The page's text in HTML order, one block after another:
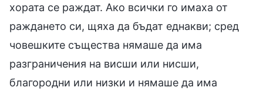
хората се раждат. Ако всички го имаха от
раждането си, щяха да бъдат еднакви; сред
човешките същества нямаше да има
разграничения на висши или нисши,
благородни или низки и нямаше да има